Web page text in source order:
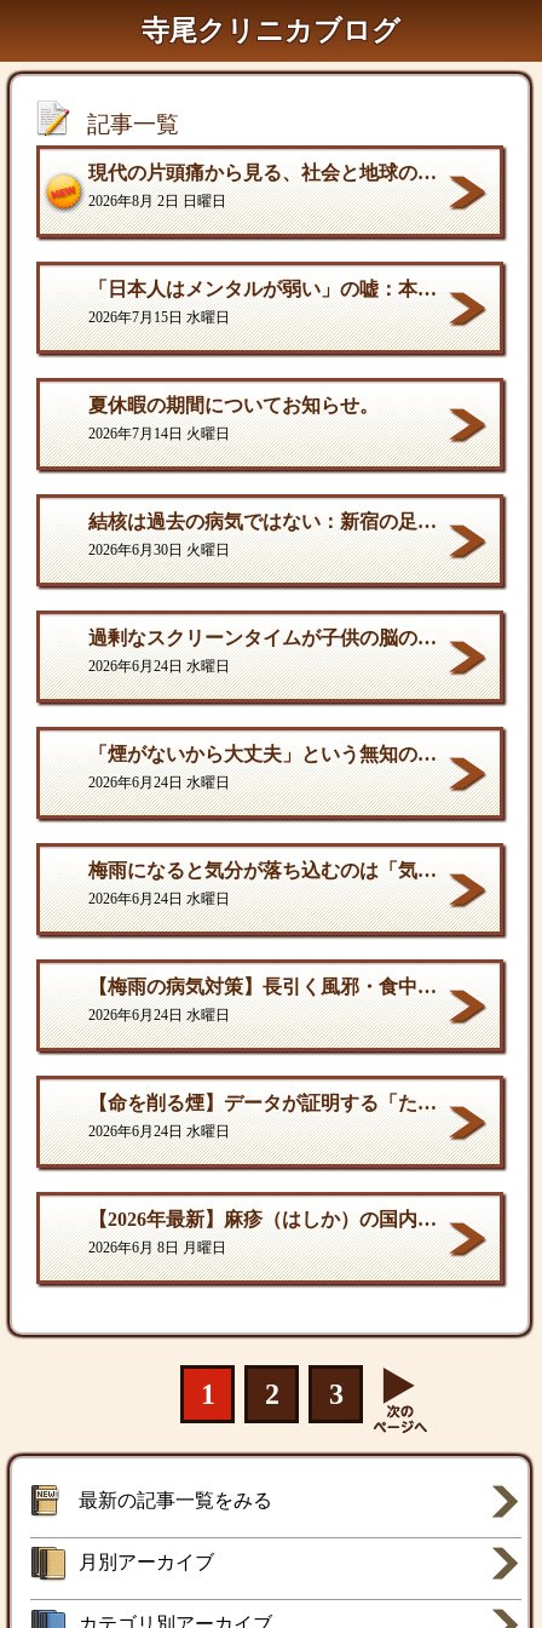
寺尾クリニカブログ
記事一覧
現代の片頭痛から見る、社会と地球の構造的課題
2026年8月 2日 日曜日
「日本人はメンタルが弱い」の嘘：本当の弱さと、自分を守る「成熟した強さ
2026年7月15日 水曜日
夏休暇の期間についてお知らせ。
2026年7月14日 火曜日
結核は過去の病気ではない：新宿の足元に潜む歪んだ現実
2026年6月30日 火曜日
過剰なスクリーンタイムが子供の脳の発達を停滞させる。
2026年6月24日 水曜日
「煙がないから大丈夫」という無知の罪。となりに一人生息するだけで、そこは危険地帯である
2026年6月24日 水曜日
梅雨になると気分が落ち込むのは「気のせい」ではない
2026年6月24日 水曜日
【梅雨の病気対策】長引く風邪・食中毒・カビの脅威から体を守る方法
2026年6月24日 水曜日
【命を削る煙】データが証明する「たばこ関連死」の真実
2026年6月24日 水曜日
【2026年最新】麻疹（はしか）の国内流行状況と対策
2026年6月 8日 月曜日
1 2 3
最新の記事一覧をみる
月別アーカイブ
カテゴリ別アーカイブ